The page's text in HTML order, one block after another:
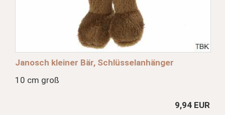
Janosch kleiner Bär, Schlüsselanhänger
10 cm groß
9,94 EUR